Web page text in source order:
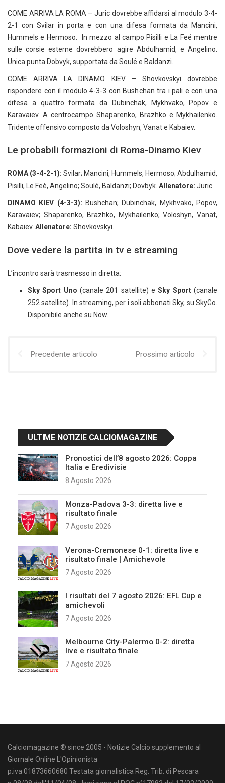
COME ARRIVA LA ROMA – Juric dovrebbe affidarsi al modulo 3-4-
2-1 con Svilar in porta e con una difesa formata da Mancini,
Hummels e Hermoso. In mezzo al campo Pisilli e La Feé mentre
sulle corsie esterne dovrebbero agire Abdulhamid, e Angelino.
Unica punta Dobvyk, supportata da Soulé e Baldanzi.
COME ARRIVA LA DINAMO KIEV – Shovkovskyi dovrebbe
rispondere con il modulo 4-3-3 con Bushchan tra i pali e con una
difesa a quattro formata da Dubinchak, Mykhvako, Popov e
Karavaiev. A centrocampo Shaparenko, Brazhko e Mykhailenko.
Tridente offensivo composto da Voloshyn, Vanat e Kabaiev.
Le probabili formazioni di Roma-Dinamo Kiev
ROMA (3-4-2-1): Svilar; Mancini, Hummels, Hermoso; Abdulhamid,
Pisilli, Le Feè, Angelino; Soulé, Baldanzi; Dovbyk. Allenatore: Juric
DINAMO KIEV (4-3-3): Bushchan; Dubinchak, Mykhvako, Popov,
Karavaiev; Shaparenko, Brazhko, Mykhailenko; Voloshyn, Vanat,
Kabaiev. Allenatore: Shovkovskyi.
Dove vedere la partita in tv e streaming
L’incontro sarà trasmesso in diretta:
Sky Sport Uno (canale 201 satellite) e Sky Sport(canale
252 satellite). In streaming, per i soli abbonati Sky, su SkyGo.
Disponibile anche su Now.
Precedente articolo Prossimo articolo
ULTIME NOTIZIE CALCIOMAGAZINE
Pronostici dell’8 agosto 2026: Coppa
Italia e Eredivisie
8 Agosto 2026
Monza-Padova 3-3: diretta live e
risultato finale
7 Agosto 2026
Verona-Cremonese 0-1: diretta live e
risultato finale | Amichevole
7 Agosto 2026
I risultati del 7 agosto 2026: EFL Cup e
amichevoli
7 Agosto 2026
Melbourne City-Palermo 0-2: diretta
live e risultato finale
7 Agosto 2026
Calciomagazine ® since 2005 - Notizie Calcio supplemento al
Giornale Online L'Opinionista
p.iva 01873660680 Testata giornalistica Reg. Trib. di Pescara